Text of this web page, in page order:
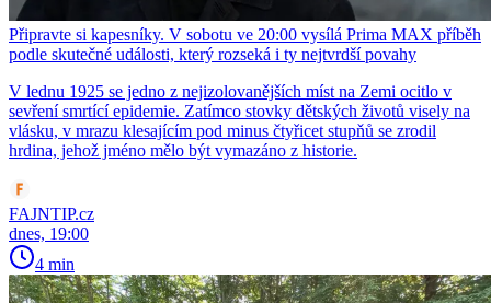
Připravte si kapesníky. V sobotu ve 20:00 vysílá Prima MAX příběh
podle skutečné události, který rozseká i ty nejtvrdší povahy
V lednu 1925 se jedno z nejizolovanějších míst na Zemi ocitlo v
sevření smrtící epidemie. Zatímco stovky dětských životů visely na
vlásku, v mrazu klesajícím pod minus čtyřicet stupňů se zrodil
hrdina, jehož jméno mělo být vymazáno z historie.
FAJNTIP.cz
dnes, 19:00
4 min